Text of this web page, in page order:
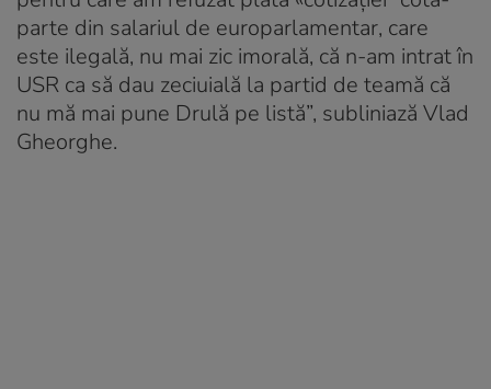
parte din salariul de europarlamentar, care
este ilegală, nu mai zic imorală, că n-am intrat în
USR ca să dau zeciuială la partid de teamă că
nu mă mai pune Drulă pe listă”, subliniază Vlad
Gheorghe.